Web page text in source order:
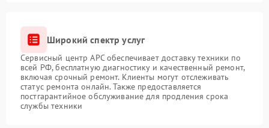
Широкий спектр услуг
Сервисный центр APC обеспечивает доставку техники по
всей РФ, бесплатную диагностику и качественный ремонт,
включая срочный ремонт. Клиенты могут отслеживать
статус ремонта онлайн. Также предоставляется
постгарантийное обслуживание для продления срока
службы техники